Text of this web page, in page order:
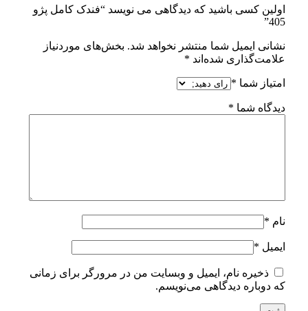
اولین کسی باشید که دیدگاهی می نویسد “فندک کامل پژو
405”
نشانی ایمیل شما منتشر نخواهد شد. بخش‌های موردنیاز
علامت‌گذاری شده‌اند *
امتیاز شما *
دیدگاه شما *
نام *
ایمیل *
ذخیره نام، ایمیل و وبسایت من در مرورگر برای زمانی
که دوباره دیدگاهی می‌نویسم.